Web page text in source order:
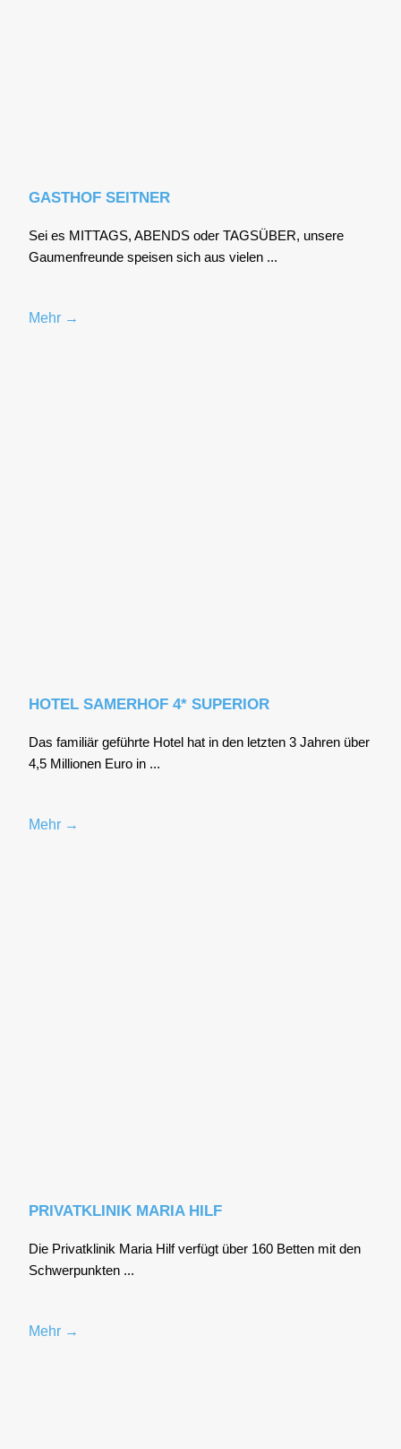
GASTHOF SEITNER
Sei es MITTAGS, ABENDS oder TAGSÜBER, unse­re
Gau­men­freun­de spei­sen sich aus vie­len ...
Mehr →
HOTEL SAMERHOF 4* SUPERIOR
Das fami­li­är geführ­te Hotel hat in den letz­ten 3 Jah­ren über
4,5 Mil­lio­nen Euro in ...
Mehr →
PRIVATKLINIK MARIA HILF
Die Pri­vat­kli­nik Maria Hilf ver­fügt über 160 Bet­ten mit den
Schwer­punk­ten ...
Mehr →